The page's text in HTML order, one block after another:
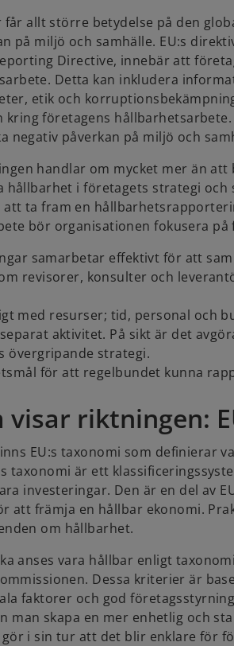
allt större betydelse på den
på miljö och samhälle. EU:s
Directive, innebär att
Detta kan inkludera
etik och
företagens
negativ påverkan på miljö och
handlar om mycket mer än
hållbarhet i företagets strategi
ta fram en
bör organisationen fokusera
samarbetar effektivt för att
revisorer, konsulter och
med resurser; tid, personal och
aktivitet. På sikt är det
övergripande strategi.
för att regelbundet kunna
visar riktningen:
EU:s taxonomi som definierar
taxonomi är ett
investeringar. Den är en del av
att främja en hållbar ekonomi.
om hållbarhet.
anses vara hållbar enligt
Dessa kriterier är
faktorer och god
man skapa en mer enhetlig och
i sin tur att det blir enklare för